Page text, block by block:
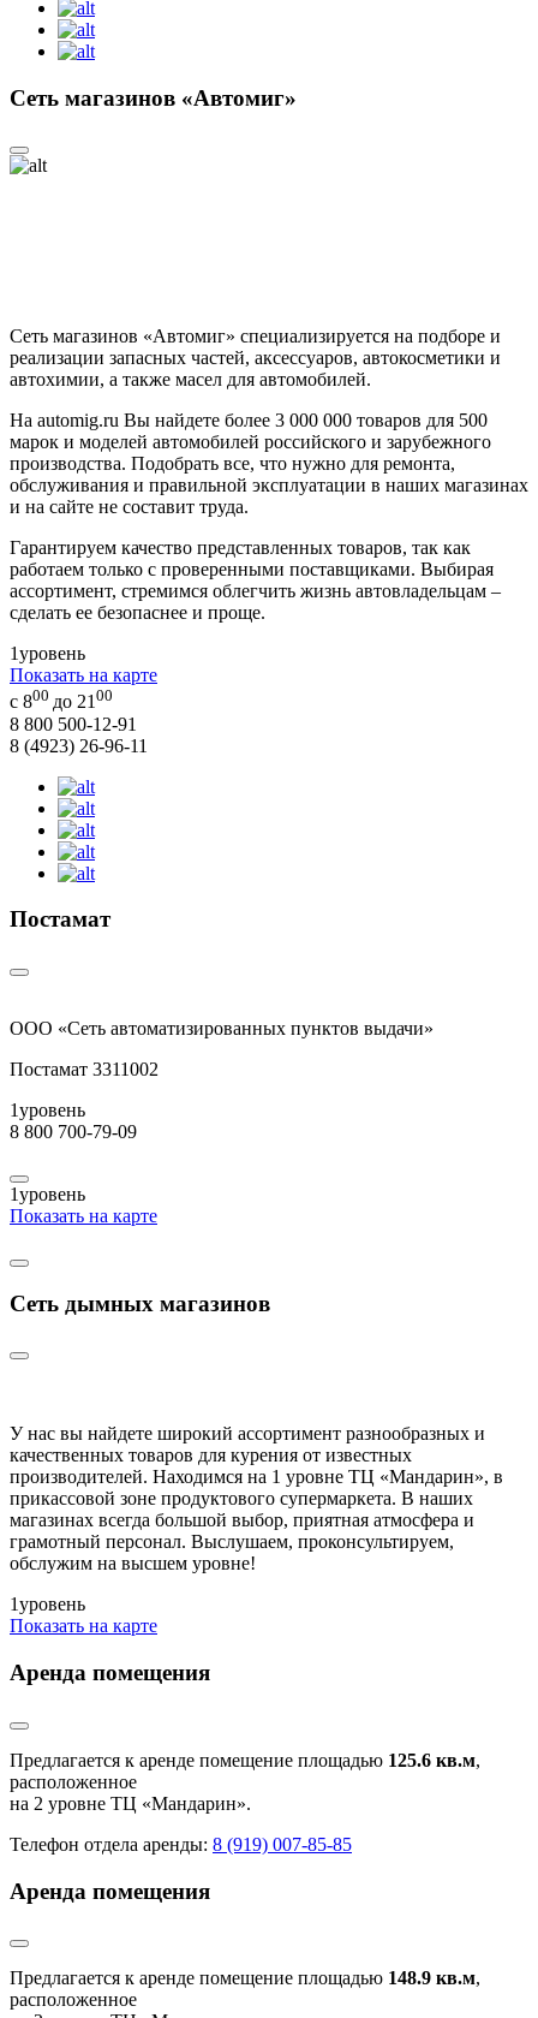
Сеть магазинов «Автомиг»
Сеть магазинов «Автомиг» специализируется на подборе и
реализации запасных частей, аксессуаров, автокосметики и
автохимии, а также масел для автомобилей.
На automig.ru Вы найдете более 3 000 000 товаров для 500
марок и моделей автомобилей российского и зарубежного
производства. Подобрать все, что нужно для ремонта,
обслуживания и правильной эксплуатации в наших магазинах
и на сайте не составит труда.
Гарантируем качество представленных товаров, так как
работаем только с проверенными поставщиками. Выбирая
ассортимент, стремимся облегчить жизнь автовладельцам –
сделать ее безопаснее и проще.
1уровень
Показать на карте
с 800 до 2100
8 800 500-12-91
8 (4923) 26-96-11
Постамат
ООО «Сеть автоматизированных пунктов выдачи»
Постамат 3311002
1уровень
8 800 700-79-09
1уровень
Показать на карте
Сеть дымных магазинов
У нас вы найдете широкий ассортимент разнообразных и
качественных товаров для курения от известных
производителей. Находимся на 1 уровне ТЦ «Мандарин», в
прикассовой зоне продуктового супермаркета. В наших
магазинах всегда большой выбор, приятная атмосфера и
грамотный персонал. Выслушаем, проконсультируем,
обслужим на высшем уровне!
1уровень
Показать на карте
Аренда помещения
Предлагается к аренде помещение площадью 125.6 кв.м,
расположенное
на 2 уровне ТЦ «Мандарин».
Телефон отдела аренды: 8 (919) 007-85-85
Аренда помещения
Предлагается к аренде помещение площадью 148.9 кв.м,
расположенное